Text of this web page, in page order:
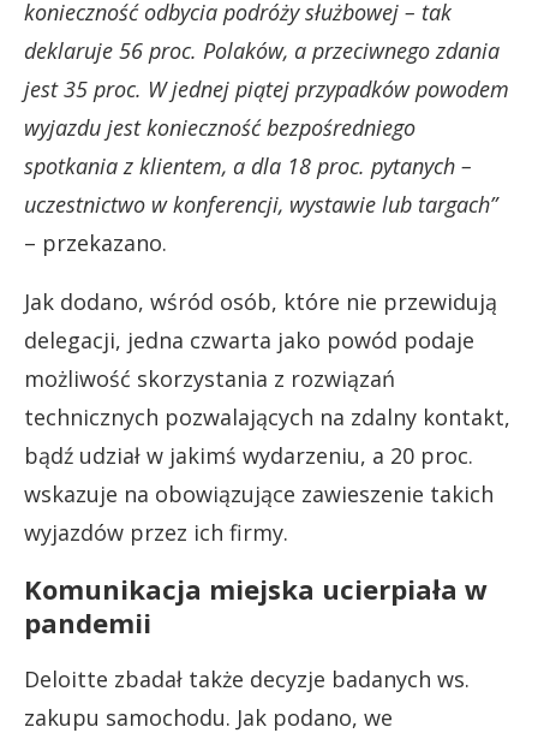
konieczność odbycia podróży służbowej – tak
deklaruje 56 proc. Polaków, a przeciwnego zdania
jest 35 proc. W jednej piątej przypadków powodem
wyjazdu jest konieczność bezpośredniego
spotkania z klientem, a dla 18 proc. pytanych –
uczestnictwo w konferencji, wystawie lub targach”
– przekazano.
Jak dodano, wśród osób, które nie przewidują
delegacji, jedna czwarta jako powód podaje
możliwość skorzystania z rozwiązań
technicznych pozwalających na zdalny kontakt,
bądź udział w jakimś wydarzeniu, a 20 proc.
wskazuje na obowiązujące zawieszenie takich
wyjazdów przez ich firmy.
Komunikacja miejska ucierpiała w
pandemii
Deloitte zbadał także decyzje badanych ws.
zakupu samochodu. Jak podano, we